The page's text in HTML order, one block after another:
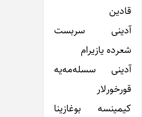
قادین
آدینی سربست
شعرده یازیرام
آدینی سسله‌مه‌یه
قورخورلار
کیمینسه بوغازینا